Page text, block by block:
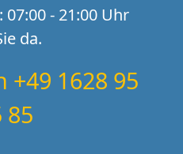
- 21:00 Uhr
da.
1628 95
85